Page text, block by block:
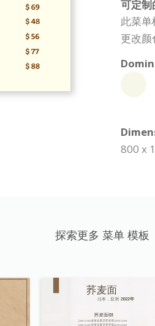
可定制
此菜单
更改颜
800 x
探索更多 菜单 模板